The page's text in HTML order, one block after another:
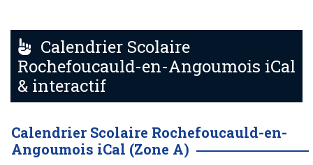
Calendrier Scolaire
Rochefoucauld-en-Angoumois iCal
& interactif
Calendrier Scolaire Rochefoucauld-en-
Angoumois iCal (Zone A)